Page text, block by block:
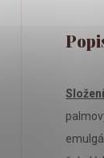
Složení